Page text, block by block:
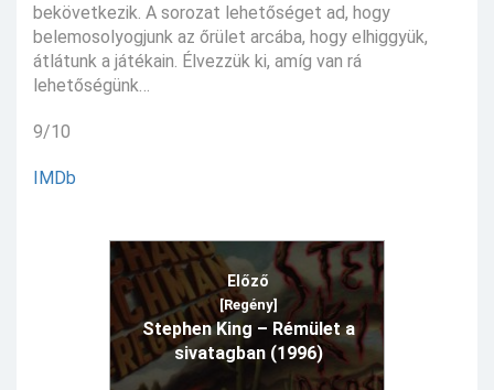
bekövetkezik. A sorozat lehetőséget ad, hogy
belemosolyogjunk az őrület arcába, hogy elhiggyük,
átlátunk a játékain. Élvezzük ki, amíg van rá
lehetőségünk…
9/10
IMDb
Előző
[Regény]
Stephen King – Rémület a
sivatagban (1996)